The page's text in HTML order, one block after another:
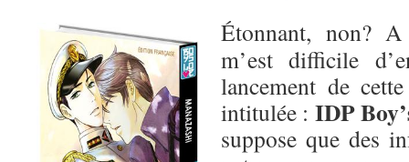
Étonnant, non?
m’est difficile
lancement de
intitulée : IDP
suppose que des